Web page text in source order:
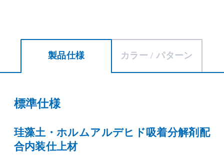
製品仕様 カラー / パターン
標準仕様
珪藻土・ホルムアルデヒド吸着分解剤配
合内装仕上材